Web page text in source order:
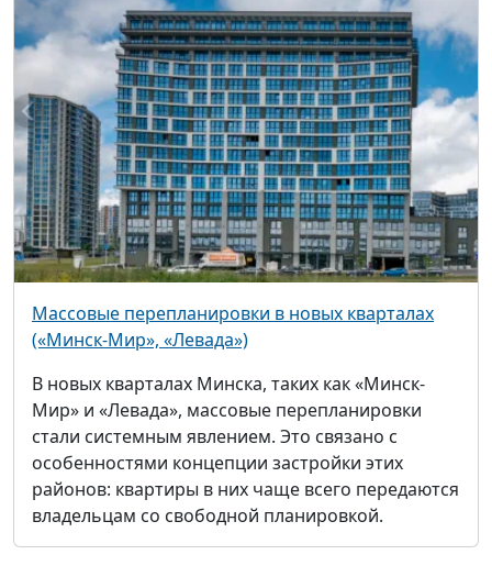
Массовые перепланировки в новых кварталах
(«Минск-Мир», «Левада»)
В новых кварталах Минска, таких как «Минск-
Мир» и «Левада», массовые перепланировки
стали системным явлением. Это связано с
особенностями концепции застройки этих
районов: квартиры в них чаще всего передаются
владельцам со свободной планировкой.